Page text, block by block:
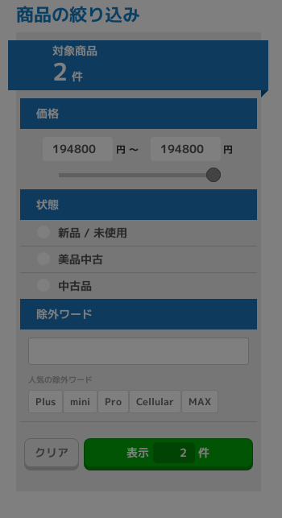
商品の絞り込み
対象商品
2 件
価格
円 ～ 円
状態
新品 / 未使用
美品中古
中古品
除外ワード
人気の除外ワード
Plus mini Pro Cellular MAX
クリア 表示 2 件
シリーズ
商品シリーズ名・ブランド名の絞り込み。
dynabook LAVIE FMV Let's note
aspire
機能・特徴
商品の搭載機能による絞り込み
新品/未使用 中古 新品